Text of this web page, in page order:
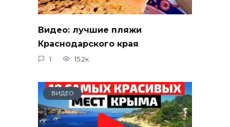
Видео: лучшие пляжи
Краснодарского края
1 15.2к.
ВИДЕО